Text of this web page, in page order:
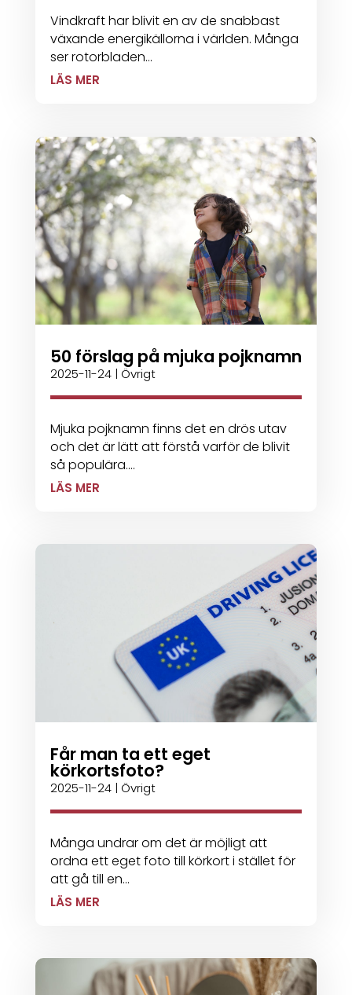
Vindkraft har blivit en av de snabbast
växande energikällorna i världen. Många
ser rotorbladen...
LÄS MER
50 förslag på mjuka pojknamn
2025-11-24| Övrigt
Mjuka pojknamn finns det en drös utav
och det är lätt att förstå varför de blivit
så populära....
LÄS MER
Får man ta ett eget
körkortsfoto?
2025-11-24| Övrigt
Många undrar om det är möjligt att
ordna ett eget foto till körkort i stället för
att gå till en...
LÄS MER